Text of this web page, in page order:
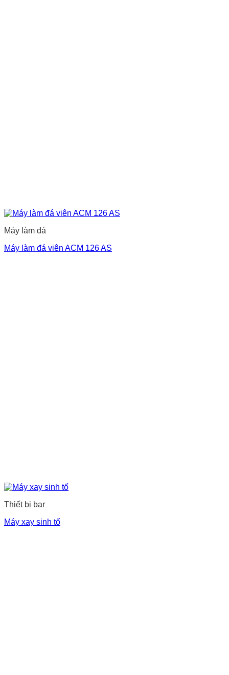
Máy làm đá
Máy làm đá viên ACM 126 AS
Thiết bị bar
Máy xay sinh tố